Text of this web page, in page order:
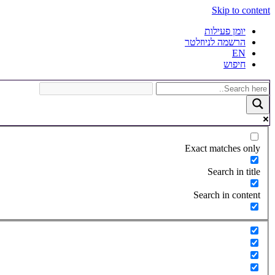
Skip to content
יומן פעילות
הרשמה לניוזלטר
EN
חיפוש
Exact matches only
Search in title
Search in content